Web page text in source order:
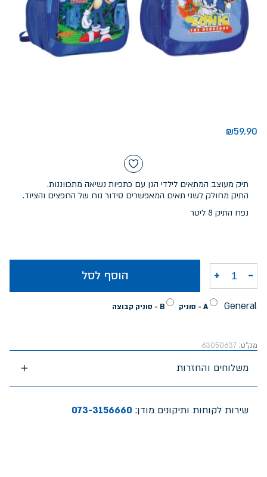
₪59.90
תיק מעוצב המתאים לילדי הגן עם כתפיות נשיאה מתכווננות.
התיק מחולק לשני תאים המאפשרים סידור נוח של החפצים והציוד.
נפח התיק 8 ליטר
General A - סוניק B - סוניק קבוצה
- כמות של תיק סופר גן סוניק
+ הוסף לסל
מק"ט: 63050637
משלוחים והחזרות
שירות לקוחות ותיקונים מודן: 073-3156660